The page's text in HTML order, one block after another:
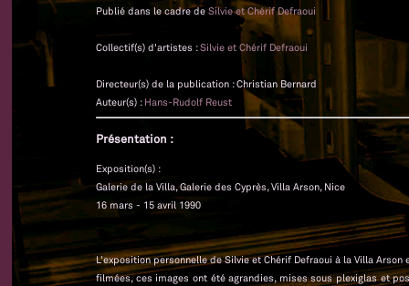
Publié dans le cadre de Silvie et Chérif Defraoui
Collectif(s) d'artistes :Silvie et Chérif Defraoui
Directeur(s) de la publication : Christian Bernard
Auteur(s) : Hans-Rudolf Reust
Présentation :
Exposition(s) :
Galerie de la Villa, Galerie des Cyprès, Villa Arson, Nice
16 mars - 15 avril 1990
L’exposition personnelle de Silvie et Chérif Defraoui à la Villa
filmées, ces images ont été agrandies, mises sous plexiglas et